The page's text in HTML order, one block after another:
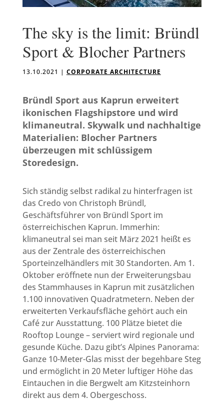
The sky is the limit: Bründl
Sport & Blocher Partners
13.10.2021 | CORPORATE ARCHITECTURE
Bründl Sport aus Kaprun erweitert
ikonischen Flagshipstore und wird
klimaneutral. Skywalk und nachhaltige
Materialien: Blocher Partners
überzeugen mit schlüssigem
Storedesign.
Sich ständig selbst radikal zu hinterfragen ist
das Credo von Christoph Bründl,
Geschäftsführer von Bründl Sport im
österreichischen Kaprun. Immerhin:
klimaneutral sei man seit März 2021 heißt es
aus der Zentrale des österreichischen
Sporteinzelhändlers mit 30 Standorten. Am 1.
Oktober eröffnete nun der Erweiterungsbau
des Stammhauses in Kaprun mit zusätzlichen
1.100 innovativen Quadratmetern. Neben der
erweiterten Verkaufsfläche gehört auch ein
Café zur Ausstattung. 100 Plätze bietet die
Rooftop Lounge – serviert wird regionale und
gesunde Küche. Dazu gibt’s Alpines Panorama:
Ganze 10-Meter-Glas misst der begehbare Steg
und ermöglicht in 20 Meter luftiger Höhe das
Eintauchen in die Bergwelt am Kitzsteinhorn
direkt aus dem 4. Obergeschoss.